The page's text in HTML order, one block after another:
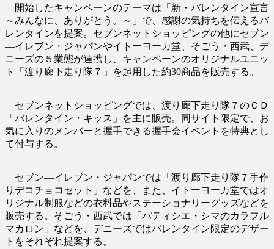
開始したキャンペーンのテーマは「新・バレンタイン宣言
～みんなに、ありがとう。～」で、感謝の気持ちを伝えるバ
レンタインを提案。セブンネットショッピングの他にセブン
―イレブン・ジャパンやイトーヨーカ堂、そごう・西武、デ
ニーズの５業態が連携し、キャンペーンのオリジナルユニッ
ト「渡り廊下走り隊７」を起用した約30商品を販売する。
セブンネットショッピングでは、渡り廊下走り隊７のＣＤ
「バレンタイン・キッス」を主に販売。同サイト限定で、お
気に入りのメンバーと握手できる握手会イベントを特典とし
て付与する。
セブン―イレブン・ジャパンでは「渡り廊下走り隊７手作
りデコチョコセット」などを、また、イトーヨーカ堂ではオ
リジナル制服などの衣料品やステーショナリーグッズなどを
販売する。そごう・西武では「パティシエ・シマのカラフル
マカロン」などを、デニーズではバレンタイン限定のデザー
トをそれぞれ提案する。